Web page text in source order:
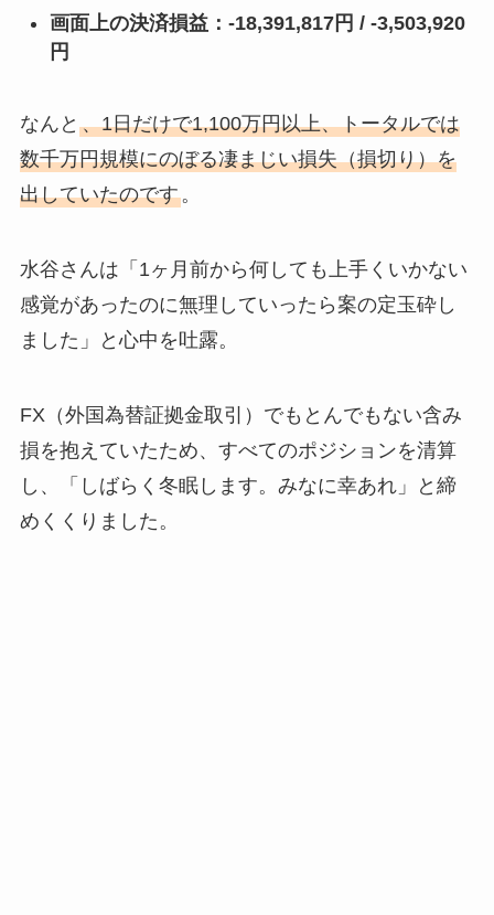
画面上の決済損益：-18,391,817円 / -3,503,920
円
なんと 、1日だけで1,100万円以上、トータルでは
数千万円規模にのぼる凄まじい損失（損切り）を
出していたのです。
水谷さんは「1ヶ月前から何しても上手くいかない
感覚があったのに無理していったら案の定玉砕し
ました」と心中を吐露。
FX（外国為替証拠金取引）でもとんでもない含み
損を抱えていたため、すべてのポジションを清算
し、「しばらく冬眠します。みなに幸あれ」と締
めくくりました。